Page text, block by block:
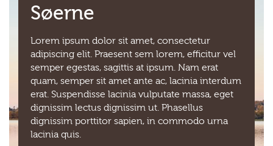
Søerne
Lorem ipsum dolor sit amet, consectetur
adipiscing elit. Praesent sem lorem, efficitur vel
semper egestas, sagittis at ipsum. Nam erat
quam, semper sit amet ante ac, lacinia interdum
erat. Suspendisse lacinia vulputate massa, eget
dignissim lectus dignissim ut. Phasellus
dignissim porttitor sapien, in commodo urna
lacinia quis.